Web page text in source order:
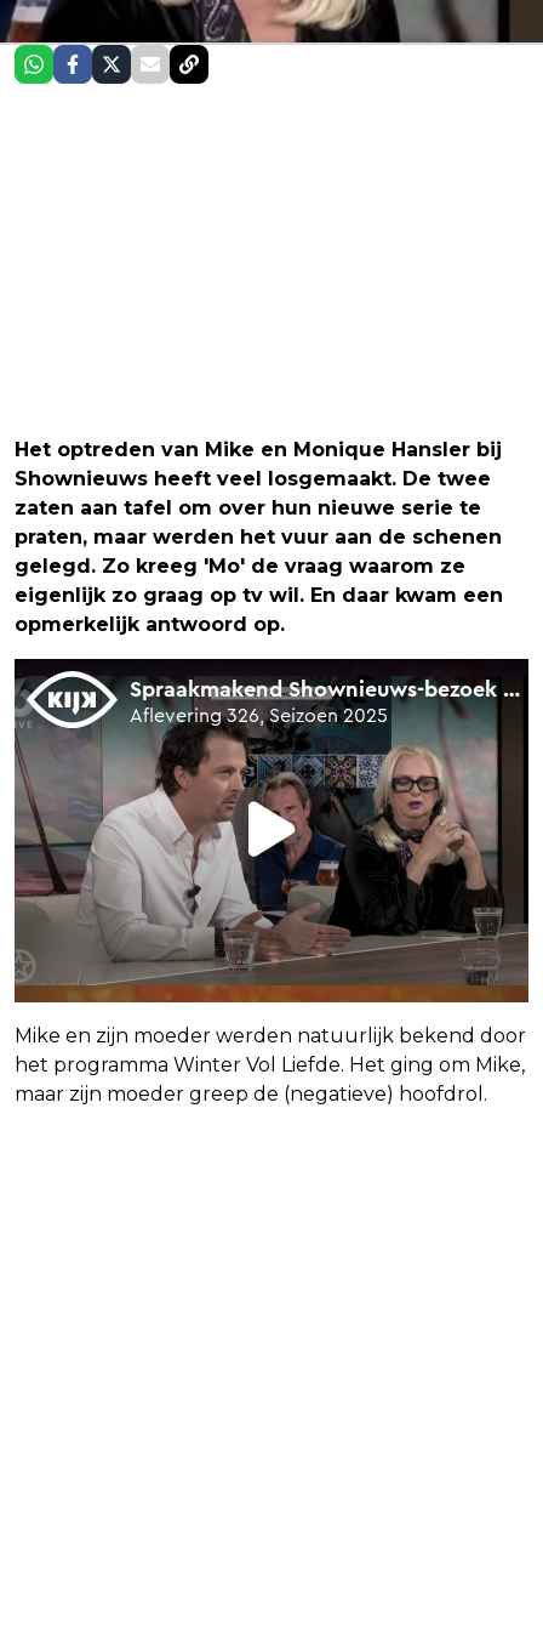
Het optreden van Mike en Monique Hansler bij
Shownieuws heeft veel losgemaakt. De twee
zaten aan tafel om over hun nieuwe serie te
praten, maar werden het vuur aan de schenen
gelegd. Zo kreeg 'Mo' de vraag waarom ze
eigenlijk zo graag op tv wil. En daar kwam een
opmerkelijk antwoord op.
Mike en zijn moeder werden natuurlijk bekend door
het programma Winter Vol Liefde. Het ging om Mike,
maar zijn moeder greep de (negatieve) hoofdrol.